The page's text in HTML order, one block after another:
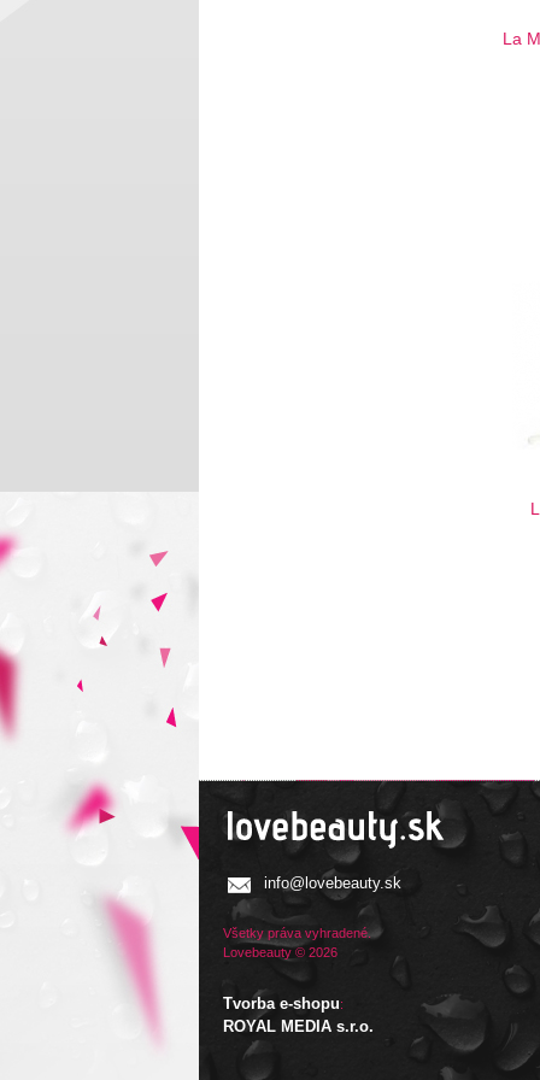
La
info@lovebeauty.sk
Všetky práva vyhradené.
Lovebeauty © 2026
Tvorba e-shopu:
ROYAL MEDIA s.r.o.